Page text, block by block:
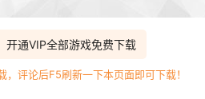
开通VIP全部游戏免费下载
，评论后F5刷新一下本页面即可下载！